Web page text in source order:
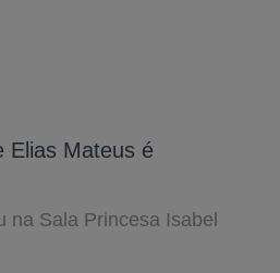
Elias Mateus é
na Sala Princesa Isabel